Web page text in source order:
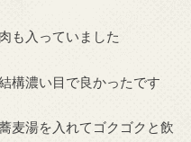
も入っていました
構濃い目で良かったです
麦湯を入れてゴクゴクと飲